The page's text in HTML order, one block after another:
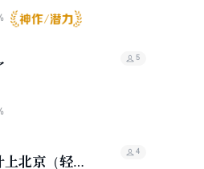
）
5
北京（轻经
4